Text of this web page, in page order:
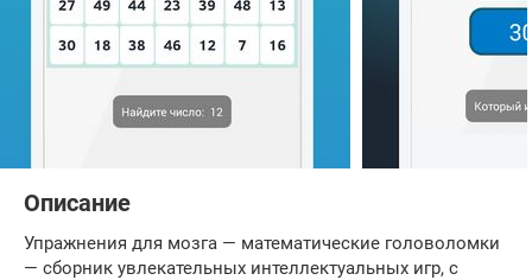
Описание
Упражнения для мозга — математические головоломки
— сборник увлекательных интеллектуальных игр, с